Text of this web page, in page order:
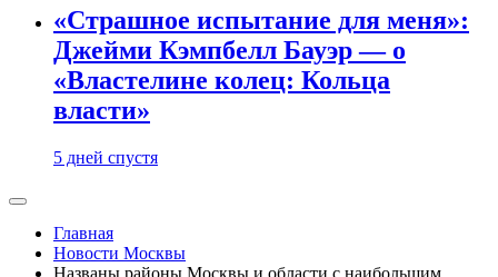
«Страшное испытание для меня»:
Джейми Кэмпбелл Бауэр — о
«Властелине колец: Кольца
власти»
5 дней спустя
Главная
Новости Москвы
Названы районы Москвы и области с наибольшим